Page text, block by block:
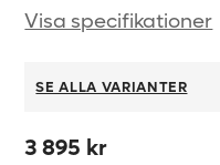
Visa specifikationer
SE ALLA VARIANTER
3 895 kr